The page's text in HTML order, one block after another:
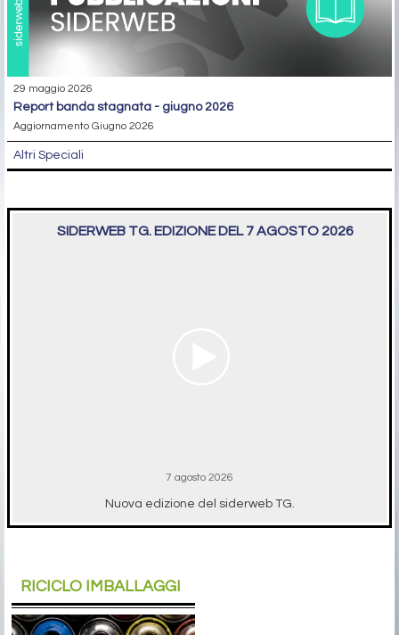
29 maggio 2026
report banda stagnata - giugno 2026
Aggiornamento Giugno 2026
Altri Speciali
SIDERWEB TG. EDIZIONE DEL 7 AGOSTO 2026
7 agosto 2026
Nuova edizione del siderweb TG.
RICICLO IMBALLAGGI